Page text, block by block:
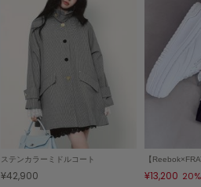
ステンカラーミドルコート
¥42,900 ¥13,200